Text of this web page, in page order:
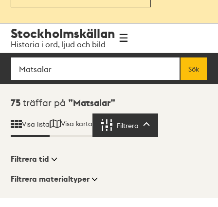
navigationen
huvudinnehållet
Stockholmskällan
Historia i ord, ljud och bild
Sök
Sök
Sökresultat
75 träffar på Matsalar
Visa lista Visa karta Filtrera
Visningsläge
Filtrera tid
Filtrera materialtyper